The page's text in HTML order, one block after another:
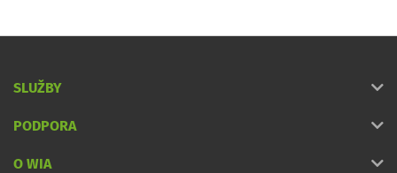
SLUŽBY
PODPORA
O WIA